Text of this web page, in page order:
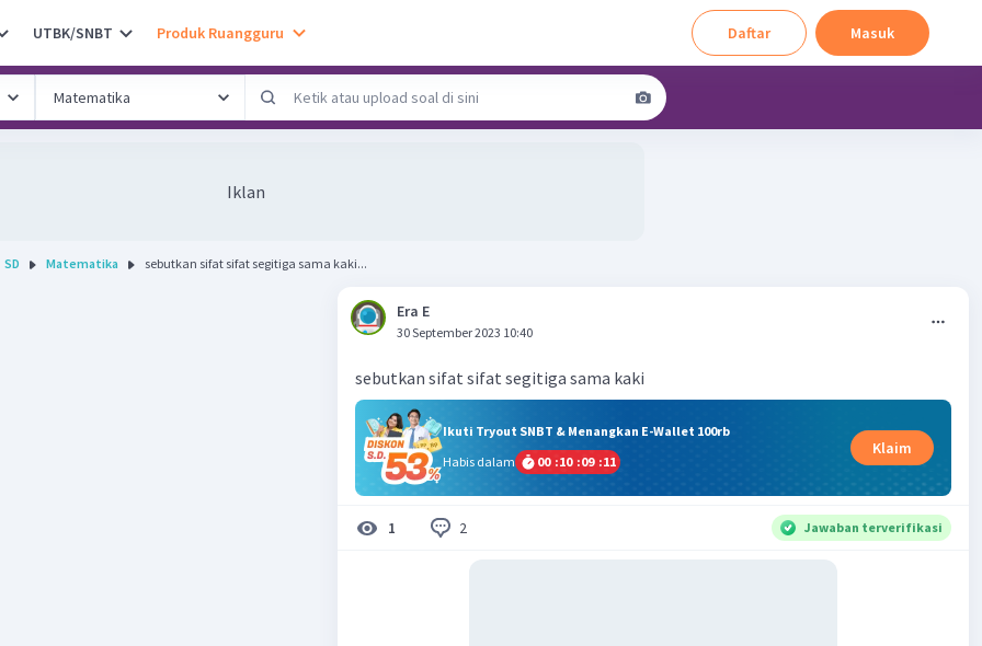
UTBK/SNBT Produk Ruangguru Daftar Masuk
Iklan
SD Matematika sebutkan sifat sifat segitiga sama kaki...
Era E
30 September 2023 10:40
sebutkan sifat sifat segitiga sama kaki
Ikuti Tryout SNBT & Menangkan E-Wallet 100rb
Habis dalam
00 :10 :09 :11
Klaim
1 2 Jawaban terverifikasi